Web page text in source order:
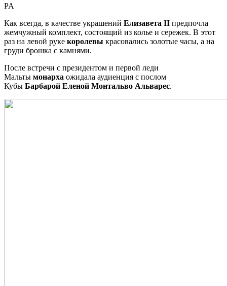
PA
Как всегда, в качестве украшений Елизавета II предпочла
жемчужный комплект, состоящий из колье и сережек. В этот
раз на левой руке королевы красовались золотые часы, а на
груди брошка с камнями.
После встречи с президентом и первой леди
Мальты монарха ожидала аудиенция с послом
Кубы Барбарой Еленой Монтальво Альварес.